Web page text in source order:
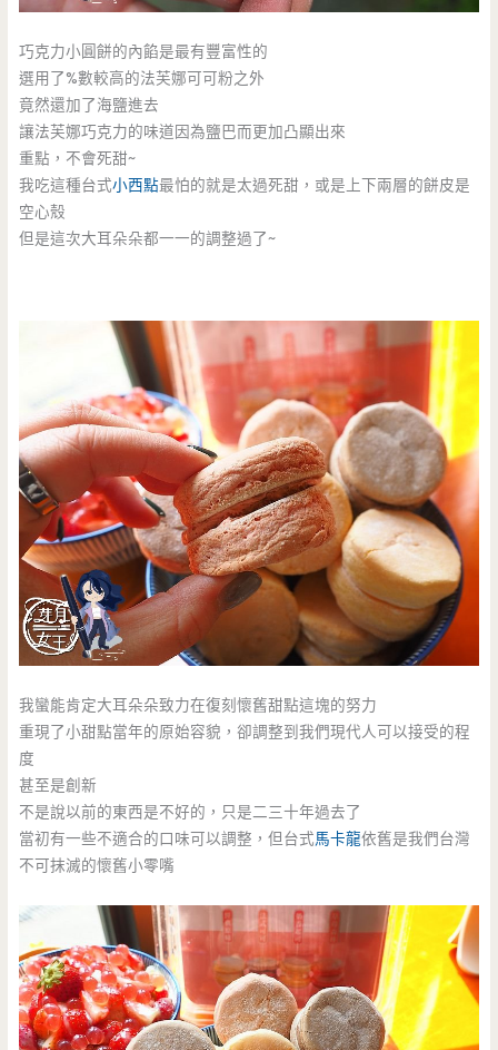
巧克力小圓餅的內餡是最有豐富性的
選用了%數較高的法芙娜可可粉之外
竟然還加了海鹽進去
讓法芙娜巧克力的味道因為鹽巴而更加凸顯出來
重點，不會死甜~
我吃這種台式小西點最怕的就是太過死甜，或是上下兩層的餅皮是
空心殼
但是這次大耳朵朵都一一的調整過了~
我蠻能肯定大耳朵朵致力在復刻懷舊甜點這塊的努力
重現了小甜點當年的原始容貌，卻調整到我們現代人可以接受的程
度
甚至是創新
不是說以前的東西是不好的，只是二三十年過去了
當初有一些不適合的口味可以調整，但台式馬卡龍依舊是我們台灣
不可抹滅的懷舊小零嘴